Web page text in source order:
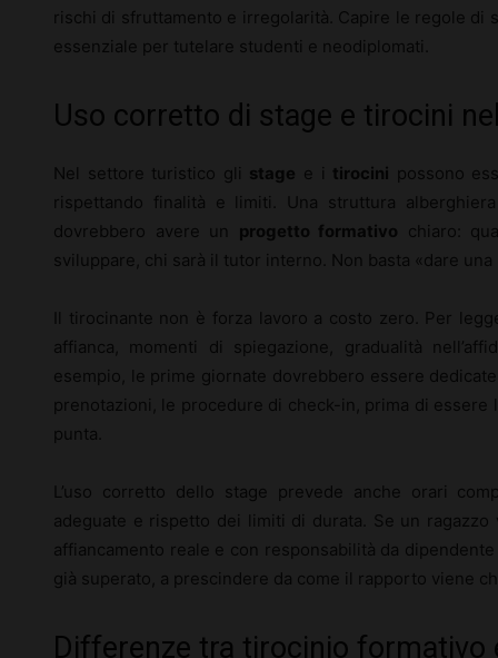
rischi di sfruttamento e irregolarità. Capire le regole di
essenziale per tutelare studenti e neodiplomati.
Uso corretto di stage e tirocini
Nel settore turistico gli stage e i tirocini possono
rispettando finalità e limiti. Una struttura
dovrebbero avere un progetto formativo chiaro:
sviluppare, chi sarà il tutor interno. Non basta «dare
Il tirocinante non è forza lavoro a costo zero. Per
affianca, momenti di spiegazione, gradualità
esempio, le prime giornate dovrebbero essere
prenotazioni, le procedure di check-in, prima di
punta.
L’uso corretto dello stage prevede anche orari
adeguate e rispetto dei limiti di durata. Se un
affiancamento reale e con responsabilità da
già superato, a prescindere da come il rapporto viene
Differenze tra tirocinio formativo